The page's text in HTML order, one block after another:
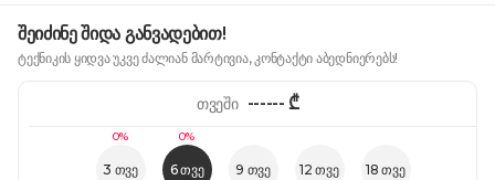
შეიძინე შიდა განვადებით!
ტექნიკის ყიდვა უკვე ძალიან მარტივია, კონტაქტი აბედნიერებს!
0%
3 თვე
0%
6 თვე 9 თვე 12 თვე 18 თვე
თვეში ------₾